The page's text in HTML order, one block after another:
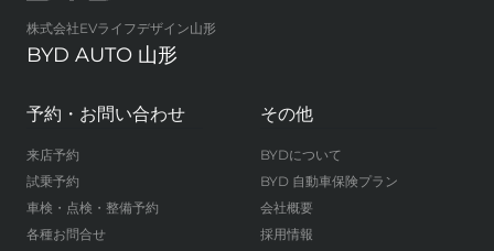
株式会社EVライフデザイン山形
BYD AUTO 山形
予約・お問い合わせ
来店予約
試乗予約
車検・点検・整備予約
各種お問合せ
その他
BYDについて
BYD 自動車保険プラン
会社概要
採用情報